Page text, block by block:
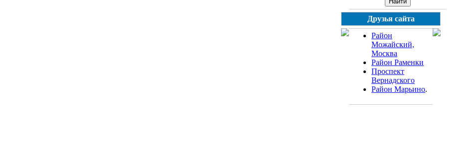
Друзья сайта
Район
Можайский,
Москва
Район Раменки
Проспект
Вернадского
Район Марьино.